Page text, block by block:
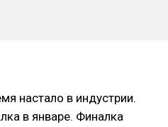
настало в индустрии.
в январе. Финалка